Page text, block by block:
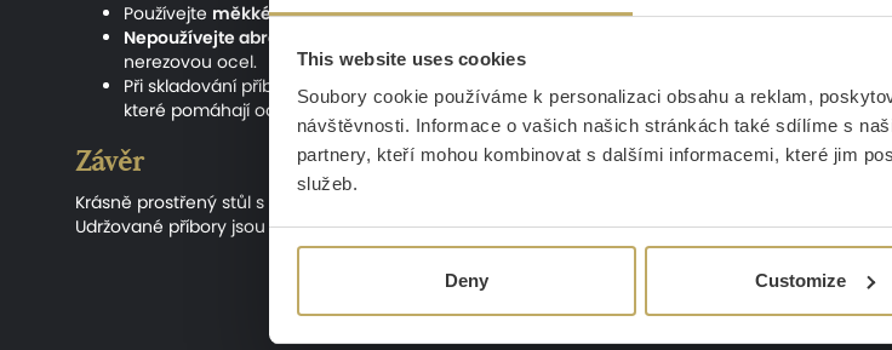
This website uses cookies
Soubory cookie používáme k personalizaci obsahu a reklam,
návštěvnosti. Informace o vašich našich stránkách také sdílíme s
partnery, kteří mohou kombinovat s dalšími informacemi, které jim
služeb.
Deny Customize
Používejte měkké houbyneboštětkyurčené pro nádobí, které nezpůsobí poškrábání
Nepoužívejte abrazivní
, které by mohly poškrábat
nerezovou ocel.
Při skladování příborů se snažte je ukládat odděleně
od ostatního kuchyňského nádobí a
které pomáhají ochránit příbory před poškrábáním.
Závěr
Krásně prostřený stůl s lesklými jídelními příbory může být snadno představitelným obrazem a
Udržované příbory jsou zároveň známkou vaší pečlivosti a péče o detaily. Investujte tak čas do